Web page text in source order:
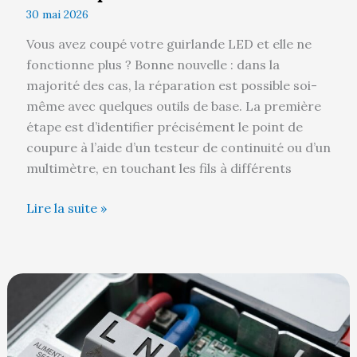
30 mai 2026
Vous avez coupé votre guirlande LED et elle ne
fonctionne plus ? Bonne nouvelle : dans la
majorité des cas, la réparation est possible soi-
même avec quelques outils de base. La première
étape est d’identifier précisément le point de
coupure à l’aide d’un testeur de continuité ou d’un
multimètre, en touchant les fils à différents
Lire la suite »
Comment
faire
le
branchement